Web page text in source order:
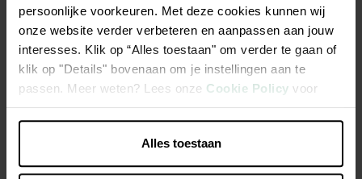
persoonlijke voorkeuren. Met deze cookies kunnen wij
onze website verder verbeteren en aanpassen aan jouw
interesses. Klik op “Alles toestaan" om verder te gaan of
klik op "Details" bovenaan om je instellingen aan te
passen. Meer weten? Lees onze Cookie Policy voor
meer informatie.
Alles toestaan
Diminue la valeur du pH
Produit liquide à base d'acide sulfurique
Utilisez ce produit en toute sécurité